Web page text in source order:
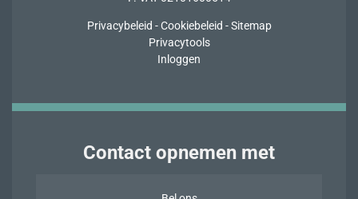
Privacybeleid -Cookiebeleid -Sitemap
Privacytools
Inloggen
Contact opnemen met